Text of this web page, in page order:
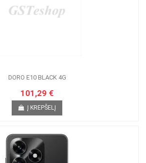
DORO E10 BLACK 4G
101,29 €
Į KREPŠELĮ